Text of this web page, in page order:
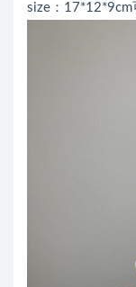
size：17*12*9cm